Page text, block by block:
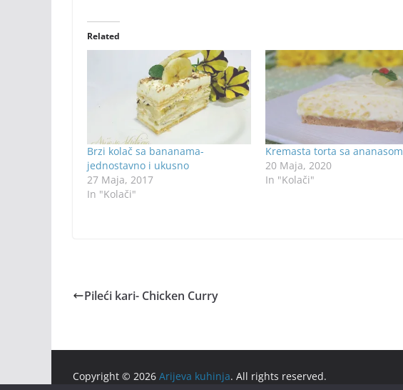
Related
Brzi kolač sa bananama-
jednostavno i ukusno
27 Maja, 2017
In "Kolači"
Kremasta torta sa ananasom
20 Maja, 2020
In "Kolači"
Pileći kari- Chicken Curry
Copyright © 2026 Arijeva kuhinja. All rights reserved.